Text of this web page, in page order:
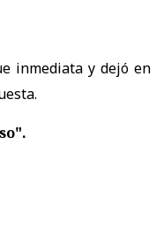
inmediata y dejó en